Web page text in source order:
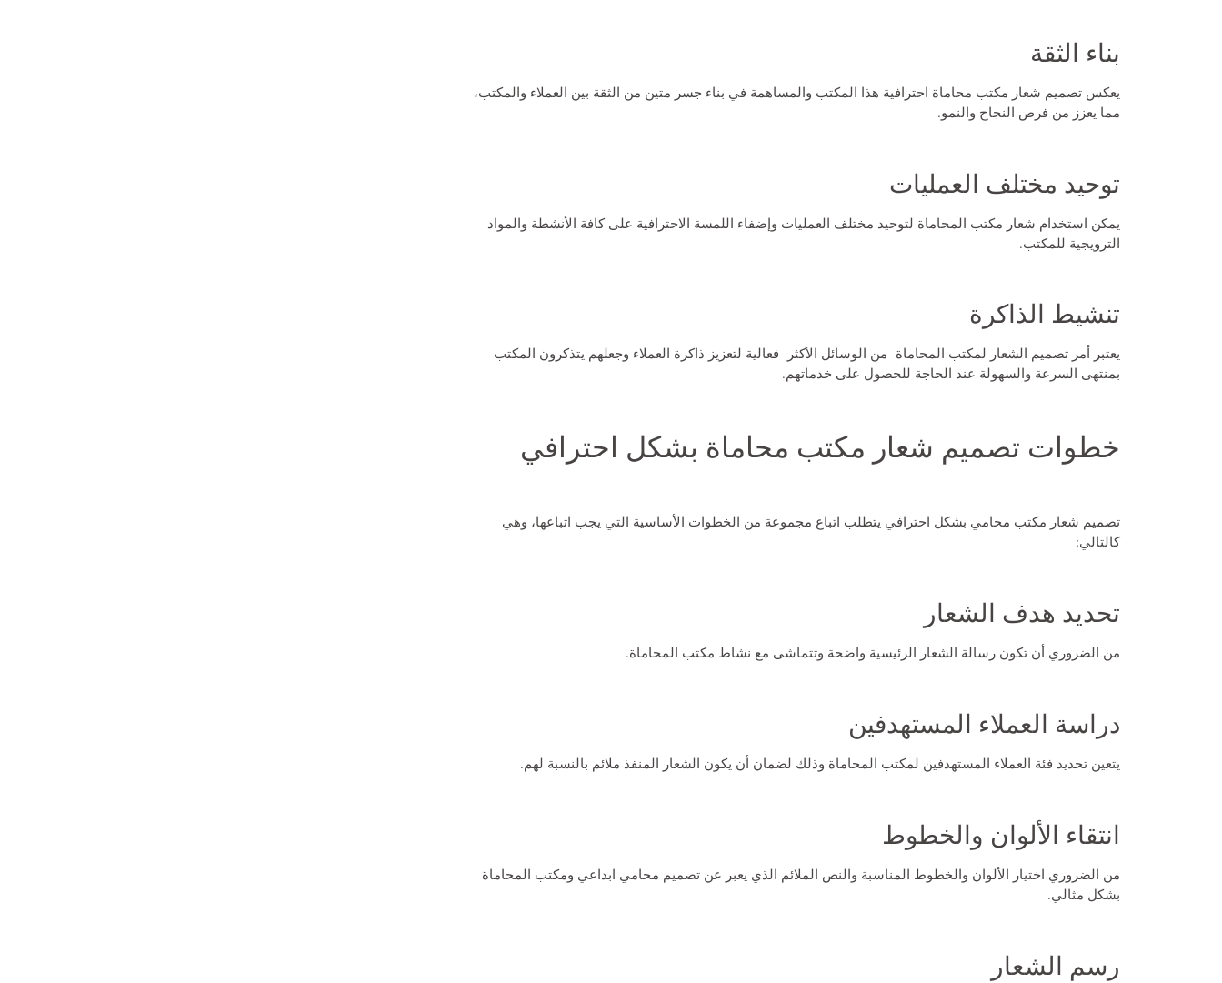
بناء الثقة
يعكس تصميم شعار مكتب محاماة احترافية هذا المكتب والمساهمة في بناء جسر متين من الثقة بين العملاء والمكتب،
مما يعزز من فرص النجاح والنمو.
توحيد مختلف العمليات
يمكن استخدام شعار مكتب المحاماة لتوحيد مختلف العمليات وإضفاء اللمسة الاحترافية على كافة الأنشطة والمواد
الترويجية للمكتب.
تنشيط الذاكرة
يعتبر أمر تصميم الشعار لمكتب المحاماة من الوسائل الأكثر فعالية لتعزيز ذاكرة العملاء وجعلهم يتذكرون المكتب
بمنتهى السرعة والسهولة عند الحاجة للحصول على خدماتهم.
خطوات تصميم شعار مكتب محاماة بشكل احترافي
تصميم شعار مكتب محامي بشكل احترافي يتطلب اتباع مجموعة من الخطوات الأساسية التي يجب اتباعها، وهي
كالتالي:
تحديد هدف الشعار
من الضروري أن تكون رسالة الشعار الرئيسية واضحة وتتماشى مع نشاط مكتب المحاماة.
دراسة العملاء المستهدفين
يتعين تحديد فئة العملاء المستهدفين لمكتب المحاماة وذلك لضمان أن يكون الشعار المنفذ ملائم بالنسبة لهم.
انتقاء الألوان والخطوط
من الضروري اختيار الألوان والخطوط المناسبة والنص الملائم الذي يعبر عن تصميم محامي ابداعي ومكتب المحاماة
بشكل مثالي.
رسم الشعار